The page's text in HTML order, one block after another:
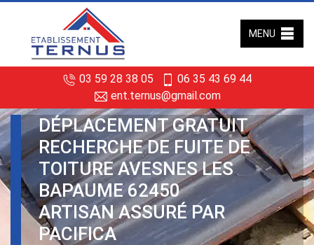
03 59 28 38 05
06 35 43 69 44
ent.ternus@gmail.com
MENU
DÉPLACEMENT GRATUIT
RECHERCHE DE FUITE DE
TOITURE AVESNES LES
BAPAUME 62450
ARTISAN ASSURÉ PAR
PACIFICA